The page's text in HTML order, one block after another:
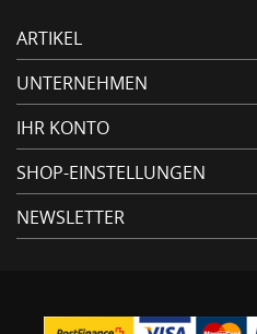
ARTIKEL
UNTERNEHMEN
IHR KONTO
SHOP-EINSTELLUNGEN
NEWSLETTER